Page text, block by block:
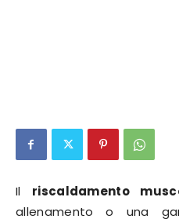
Il riscaldamento
allenamento o una